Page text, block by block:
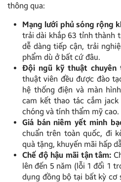
thông qua:
Mạng lưới phủ sóng rộng
trải dài khắp 63 tỉnh thành
dễ dàng tiếp cận, trải
phẩm dù ở bất cứ đâu.
Đội ngũ kỹ thuật chuyên
thuật viên đều được đào
hệ thống điện và màn
cam kết thao tác cắm
chóng và tính thẩm mỹ cao.
Giá bán niêm yết minh
chuẩn trên toàn quốc, đi
quà tặng, khuyến mãi hấp
Chế độ hậu mãi tận tâm:
lên đến 5 năm (lỗi 1 đổi 1
dụng đồng bộ tại bất kỳ cơ